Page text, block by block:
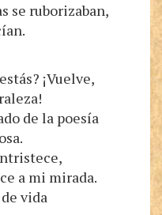
se ruborizaban,
¡Vuelve,
de la poesía
a mi mirada.
vida